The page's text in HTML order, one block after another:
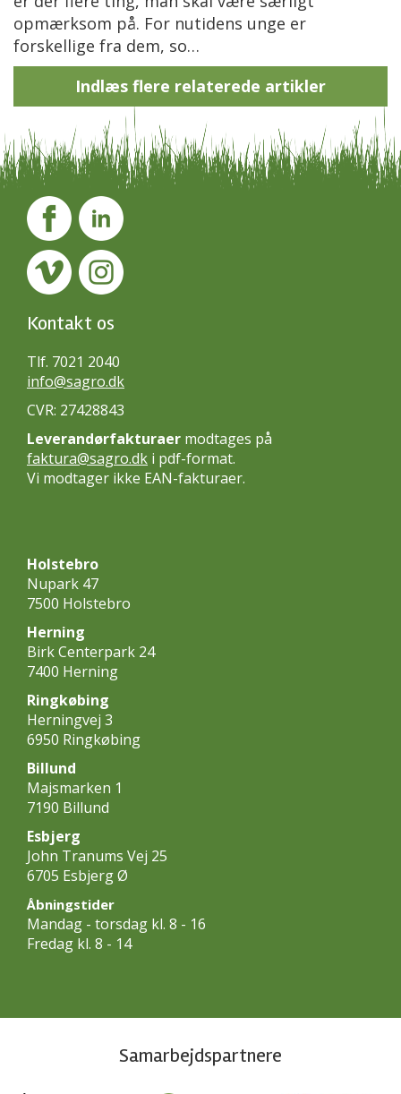
opmærksom på. For nutidens unge er
forskellige fra dem, so…
Indlæs flere relaterede artikler
Kontakt os
Tlf. 7021 2040
info@sagro.dk
CVR: 27428843
Leverandørfakturaer modtages på
faktura@sagro.dk i pdf-format.
Vi modtager ikke EAN-fakturaer.
Holstebro
Nupark 47
7500 Holstebro
Herning
Birk Centerpark 24
7400 Herning
Ringkøbing
Herningvej 3
6950 Ringkøbing
Billund
Majsmarken 1
7190 Billund
Esbjerg
John Tranums Vej 25
6705 Esbjerg Ø
Åbningstider
Mandag - torsdag kl. 8 - 16
Fredag kl. 8 - 14
Samarbejdspartnere